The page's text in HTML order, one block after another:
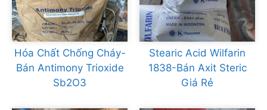
Hóa Chất Chống Cháy-
Bán Antimony Trioxide
Sb2O3
Stearic Acid Wilfarin
1838-Bán Axit Steric
Giá Rẻ